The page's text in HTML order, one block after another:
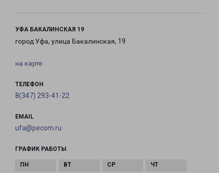
УФА БАКАЛИНСКАЯ 19
город Уфа, улица Бакалинская, 19
на карте
ТЕЛЕФОН
8(347) 293-41-22
EMAIL
ufa@pecom.ru
ГРАФИК РАБОТЫ